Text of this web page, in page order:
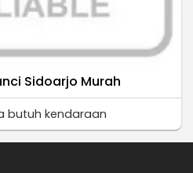
Sidoarjo Murah
butuh kendaraan